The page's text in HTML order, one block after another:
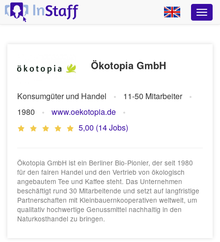
Ökotopia GmbH
Konsumgüter und Handel
11-50 Mitarbeiter
1980
www.oekotopia.de
5,00 (14 Jobs)
Ökotopia GmbH ist ein Berliner Bio-Pionier, der seit 1980
für den fairen Handel und den Vertrieb von ökologisch
angebautem Tee und Kaffee steht. Das Unternehmen
beschäftigt rund 30 Mitarbeitende und setzt auf langfristige
Partnerschaften mit Kleinbauernkooperativen weltweit, um
qualitativ hochwertige Genussmittel nachhaltig in den
Naturkosthandel zu bringen.